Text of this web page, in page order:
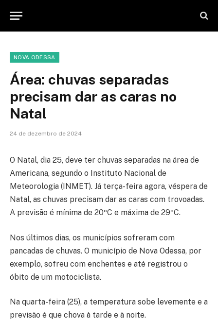
NOVA ODESSA
Área: chuvas separadas
precisam dar as caras no
Natal
24 de dezembro de 2024
O Natal, dia 25, deve ter chuvas separadas na área de
Americana, segundo o Instituto Nacional de
Meteorologia (INMET). Já terça-feira agora, véspera de
Natal, as chuvas precisam dar as caras com trovoadas.
A previsão é mínima de 20ºC e máxima de 29ºC.
Nos últimos dias, os municípios sofreram com
pancadas de chuvas. O município de Nova Odessa, por
exemplo, sofreu com enchentes e até registrou o
óbito de um motociclista.
Na quarta-feira (25), a temperatura sobe levemente e a
previsão é que chova à tarde e à noite.